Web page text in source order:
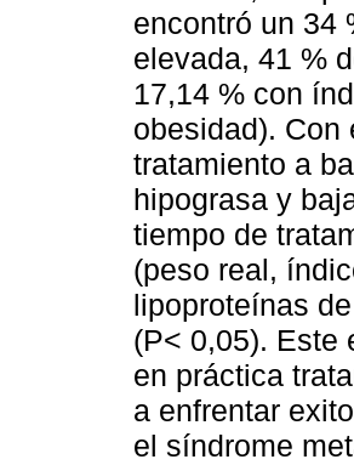
encontró un 34
elevada, 41 %
17,14 % con
obesidad). Con
tratamiento a
hipograsa y
tiempo de
(peso real,
lipoproteínas
(P< 0,05). Este
en práctica
a enfrentar
el síndrome